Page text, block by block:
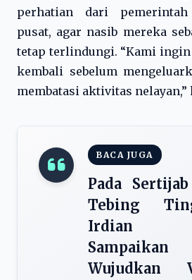
perhatian dari
pusat, agar nasib mereka
tetap terlindungi. “Kami
kembali sebelum
membatasi aktivitas nelayan,”
BACA JUGA
Pada
Tebing
Irdian
Sampaikan